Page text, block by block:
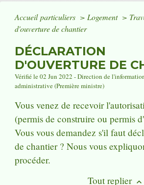
Accueil particuliers > Logement >
d'ouverture de chantier
DÉCLARATION
D'OUVERTURE DE
Vérifié le 02 Jun 2022 - Direction de
administrative (Première ministre)
Vous venez de recevoir
(permis de construire ou permis
Vous vous demandez s'il faut
de chantier ? Nous vous
procéder.
Tout replier keyboard_arrow_up